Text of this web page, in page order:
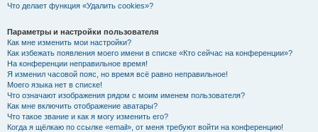
Что делает функция «Удалить cookies»?
Параметры и настройки пользователя
Как мне изменить мои настройки?
Как избежать появления моего имени в списке «Кто сейчас на конференции»?
На конференции неправильное время!
Я изменил часовой пояс, но время всё равно неправильное!
Моего языка нет в списке!
Что означают изображения рядом с моим именем пользователя?
Как мне включить отображение аватары?
Что такое звание и как я могу изменить его?
Когда я щёлкаю по ссылке «email», от меня требуют войти на конференцию!